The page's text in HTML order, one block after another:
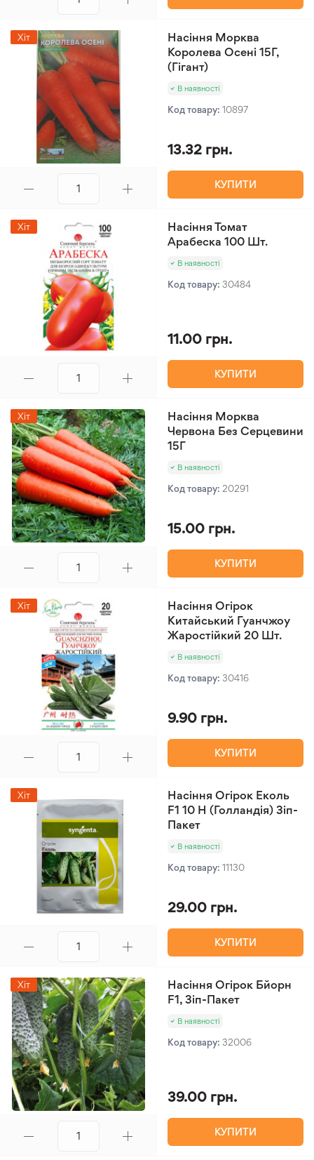
Хіт
Насіння Морква
Королева Осені 15Г,
(Гігант)
В наявності
Код товару: 10897
13.32 грн.
КУПИТИ
Хіт
Насіння Томат
Арабеска 100 Шт.
В наявності
Код товару: 30484
11.00 грн.
КУПИТИ
Хіт
Насіння Морква
Червона Без Серцевини
15Г
В наявності
Код товару: 20291
15.00 грн.
КУПИТИ
Хіт
Насіння Огірок
Китайський Гуанчжоу
Жаростійкий 20 Шт.
В наявності
Код товару: 30416
9.90 грн.
КУПИТИ
Хіт
Насіння Огірок Еколь
F1 10 Н (Голландія) Зіп-
Пакет
В наявності
Код товару: 11130
29.00 грн.
КУПИТИ
Хіт
Насіння Огірок Бйорн
F1, Зіп-Пакет
В наявності
Код товару: 32006
39.00 грн.
КУПИТИ